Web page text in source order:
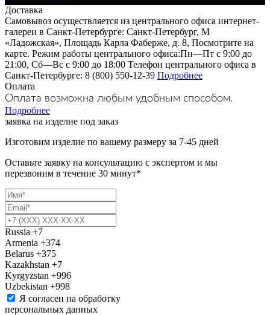
Доставка
Самовывоз осуществляется из центрального офиса интернет-
галереи в Санкт-Петербурге: Санкт-Петербург, М
«Ладожская», Площадь Карла Фаберже, д. 8, Посмотрите на
карте. Режим работы центрального офиса:Пн—Пт с 9:00 до
21:00, Сб—Вс с 9:00 до 18:00 Телефон центрального офиса в
Санкт-Петербурге: 8 (800) 550-12-39 Подробнее
Оплата
Оплата возможна любым удобным способом.
Подробнее
заявка на изделие под заказ
Изготовим изделие по вашему размеру за 7-45 дней
Оставьте заявку на консультацию с экспертом и мы
перезвоним в течение 30 минут*
Russia +7
Armenia +374
Belarus +375
Kazakhstan +7
Kyrgyzstan +996
Uzbekistan +998
Я согласен на обработку
персональных данных